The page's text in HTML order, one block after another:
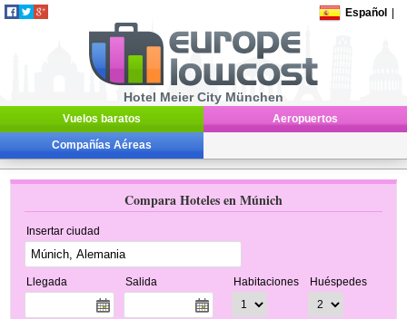
Español
Hotel Meier City München
Vuelos baratos Aeropuertos
Compañías Aéreas
Compara Hoteles en Múnich
Insertar ciudad
Llegada Salida Habitaciones Huéspedes